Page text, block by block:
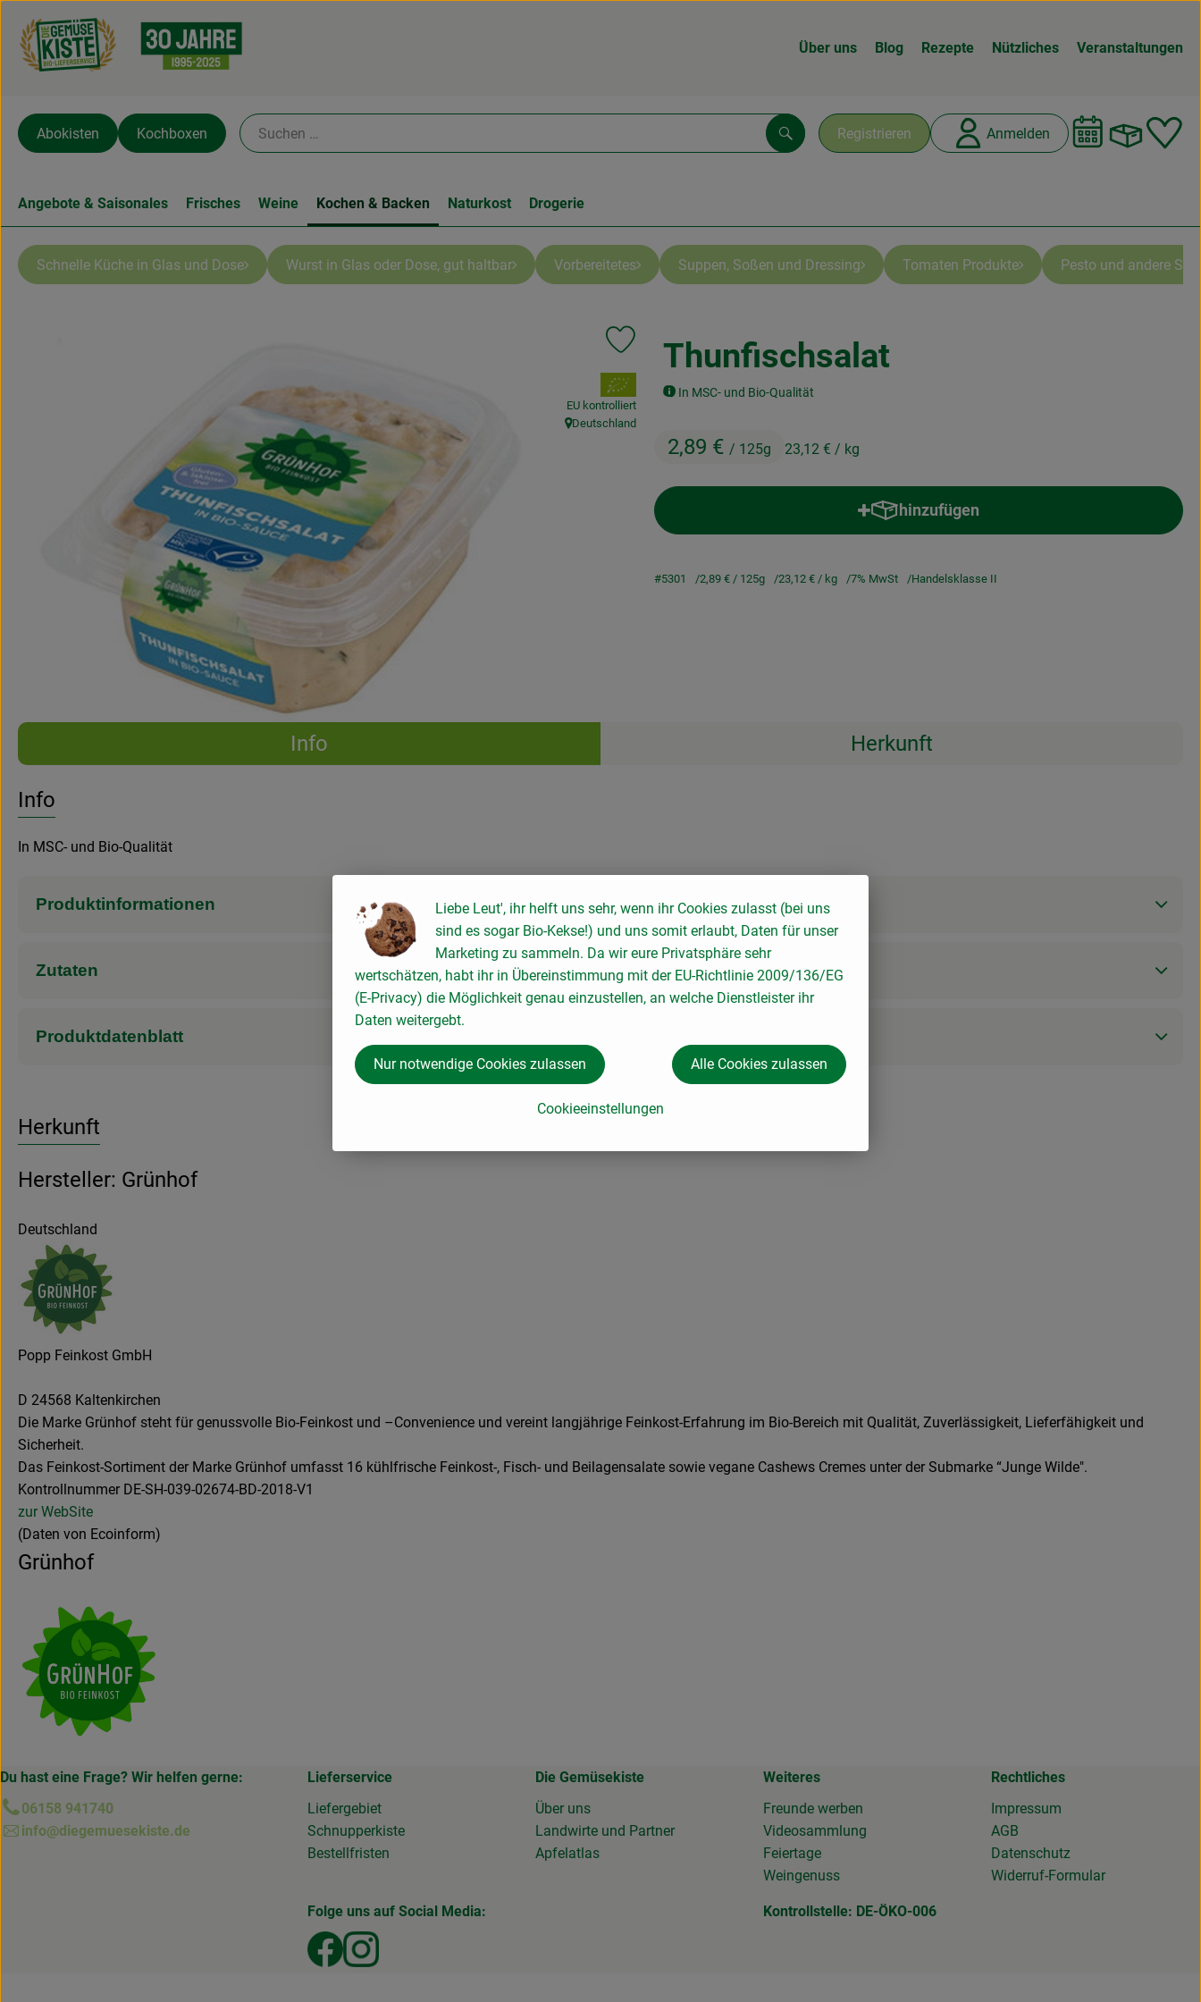
Über uns Blog Rezepte Nützliches Veranstaltungen
Registrieren Anmelden
Suchen
Abokisten Kochboxen
Angebote & Saisonales Frisches Weine Kochen & Backen Naturkost Drogerie
Schnelle Küche in Glas und Dose Wurst in Glas oder Dose, gut haltbar Vorbereitetes Suppen, Soßen und Dressing Tomaten Produkte Pesto und andere
Thunfischsalat
In MSC- und Bio-Qualität
2,89 € / 125g 23,12 € / kg
Produkt zu Favouriten hinzufügen
, Verband:
EU kontrolliert
, Herkunft:
Deutschland
hinzufügen
Produkt zum Warenkorb hinzufügen
#5301 2,89 € / 125g 23,12 € / kg 7% MwSt Handelsklasse II
Rezepte
Info
Herkunft
Info
In MSC- und Bio-Qualität
Produktinformationen
Zutaten
Produktdatenblatt
Herkunft
Hersteller: Grünhof
Deutschland
Popp Feinkost GmbH
D 24568 Kaltenkirchen
Die Marke Grünhof steht für genussvolle Bio-Feinkost und –Convenience und vereint langjährige Feinkost-Erfahrung im Bio-Bereich mit Qualität, Zuverlässigkeit, Lieferfähigkeit und
Sicherheit.
Das Feinkost-Sortiment der Marke Grünhof umfasst 16 kühlfrische Feinkost-, Fisch- und Beilagensalate sowie vegane Cashews Cremes unter der Submarke “Junge Wilde".
Kontrollnummer DE-SH-039-02674-BD-2018-V1
zur WebSite
(Daten von Ecoinform)
Grünhof
Du hast eine Frage? Wir helfen gerne:
06158 941740
info@diegemuesekiste.de
Lieferservice
Liefergebiet
Schnupperkiste
Bestellfristen
Die Gemüsekiste
Über uns
Landwirte und Partner
Apfelatlas
Weiteres
Freunde werben
Videosammlung
Feiertage
Weingenuss
Rechtliches
Impressum
AGB
Datenschutz
Widerruf-Formular
Folge uns auf Social Media:
Externer Link zu https://www.facebook.com/Gemuesekiste/?locale=de_DE
Externer Link zu https://www.instagram.com/die_gemuesekiste/
Kontrollstelle: DE-ÖKO-006
Liebe Leut', ihr helft uns sehr, wenn ihr Cookies zulasst (bei uns
sind es sogar Bio-Kekse!) und uns somit erlaubt, Daten für unser
Marketing zu sammeln. Da wir eure Privatsphäre sehr
wertschätzen, habt ihr in Übereinstimmung mit der EU-Richtlinie 2009/136/EG
(E-Privacy) die Möglichkeit genau einzustellen, an welche Dienstleister ihr
Daten weitergebt.
Cookieeinstellungen
Nur notwendige Cookies zulassen Alle Cookies zulassen